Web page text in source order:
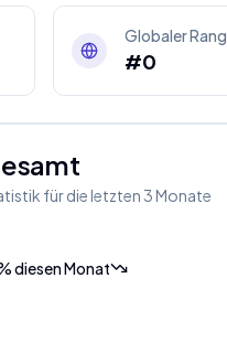
Globaler Rang
#0
für die letzten 3 Monate
diesen Monat